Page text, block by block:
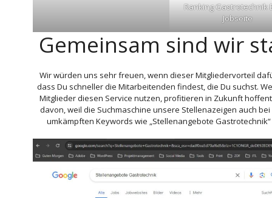
Ranking Gastrotechnik
Jobseite
Gemeinsam sind wir
Wir würden uns sehr freuen, wenn dieser Mitgliedervorteil
dass Du schneller die Mitarbeitenden findest, die Du suchst.
Mitglieder diesen Service nutzen, profitieren in Zukunft
davon, weil die Suchmaschine unsere Stellenazeigen auch
umkämpften Keywords wie „Stellenangebote